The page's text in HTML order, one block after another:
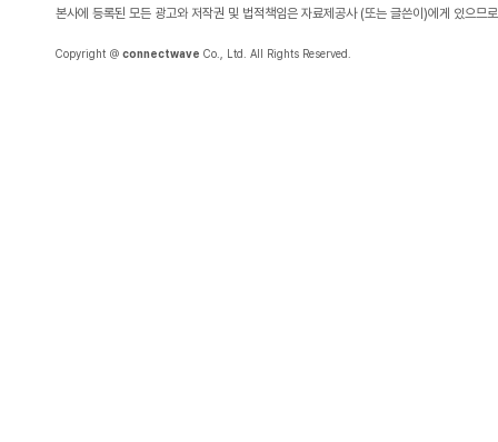
본사에 등록된 모든 광고와 저작권 및 법적책임은 자료제공사 (또는 글쓴이)에게 있으므
Copyright ＠ connectwave Co., Ltd. All Rights Reserved.